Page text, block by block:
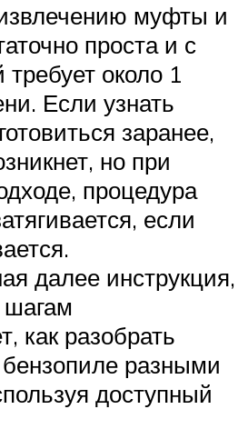
муфты и
проста и с
около 1
Если узнать
заранее,
но при
процедура
если
далее инструкция,
шагам
как разобрать
разными
доступный